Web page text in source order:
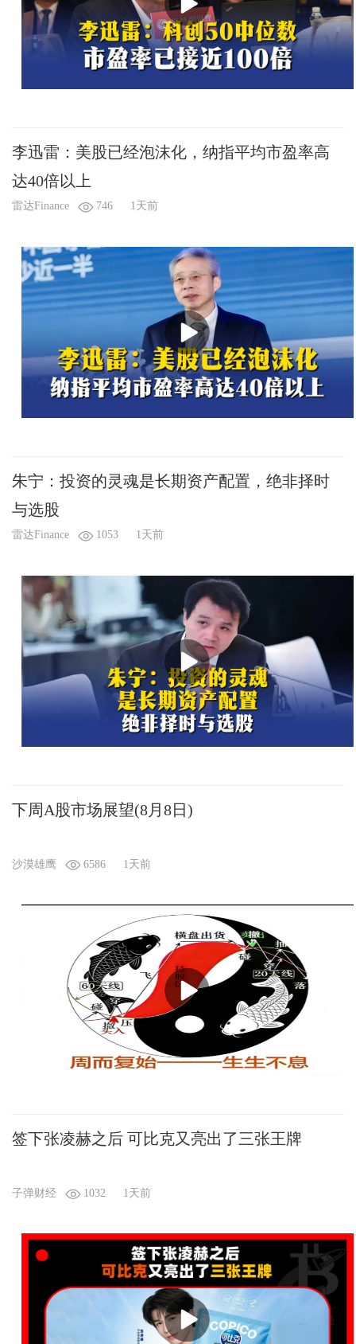
李迅雷：美股已经泡沫化，纳指平均市盈率高
达40倍以上
雷达Finance 746 1天前
朱宁：投资的灵魂是长期资产配置，绝非择时
与选股
雷达Finance 1053 1天前
下周A股市场展望(8月8日)
沙漠雄鹰 6586 1天前
签下张凌赫之后 可比克又亮出了三张王牌
子弹财经 1032 1天前